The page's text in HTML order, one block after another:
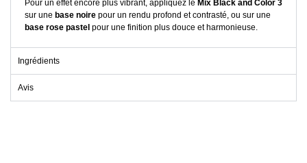
Pour un effet encore plus vibrant, appliquez le Mix Black and Color 3
sur une base noire pour un rendu profond et contrasté, ou sur une
base rose pastel pour une finition plus douce et harmonieuse.
Ingrédients
Avis